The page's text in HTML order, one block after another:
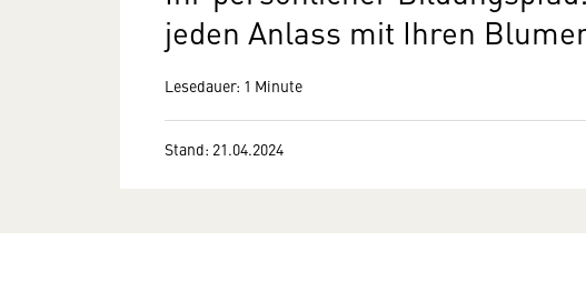
jeden Anlass mit Ihren
Lesedauer: 1 Minute
Stand: 21.04.2024